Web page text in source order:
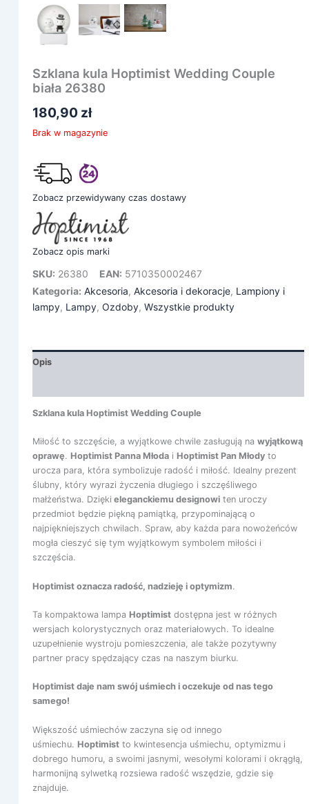
Szklana kula Hoptimist Wedding Couple
biała 26380
180,90 zł
Brak w magazynie
Zobacz przewidywany czas dostawy
Zobacz opis marki
SKU: 26380 EAN: 5710350002467
Kategoria: Akcesoria, Akcesoria i dekoracje, Lampiony i
lampy, Lampy, Ozdoby, Wszystkie produkty
Opis
Szklana kula Hoptimist Wedding Couple
Miłość to szczęście, a wyjątkowe chwile zasługują na wyjątkową
oprawę. Hoptimist Panna Młodai Hoptimist Pan Młodyto
urocza para, która symbolizuje radość i miłość. Idealny prezent
ślubny, który wyrazi życzenia długiego i szczęśliwego
małżeństwa. Dzięki eleganckiemu designowiten uroczy
przedmiot będzie piękną pamiątką, przypominającą o
najpiękniejszych chwilach. Spraw, aby każda para nowożeńców
mogła cieszyć się tym wyjątkowym symbolem miłości i
szczęścia.
Hoptimist oznacza radość, nadzieję i optymizm.
Ta kompaktowa lampa Hoptimistdostępna jest w różnych
wersjach kolorystycznych oraz materiałowych. To idealne
uzupełnienie wystroju pomieszczenia, ale także pozytywny
partner pracy spędzający czas na naszym biurku.
Hoptimist daje nam swój uśmiech i oczekuje od nas tego
samego!
Większość uśmiechów zaczyna się od innego
uśmiechu. Hoptimistto kwintesencja uśmiechu, optymizmu i
dobrego humoru, a swoimi jasnymi, wesołymi kolorami i okrągłą,
harmonijną sylwetką rozsiewa radość wszędzie, gdzie się
znajduje.